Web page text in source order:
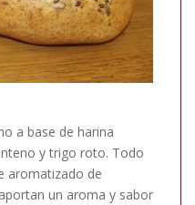
a base de harina
y trigo roto. Todo
aromatizado de
un aroma y sabor